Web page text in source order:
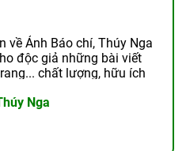
về Ảnh Báo chí, Thúy Nga
độc giả những bài viết
chất lượng, hữu ích
Nga